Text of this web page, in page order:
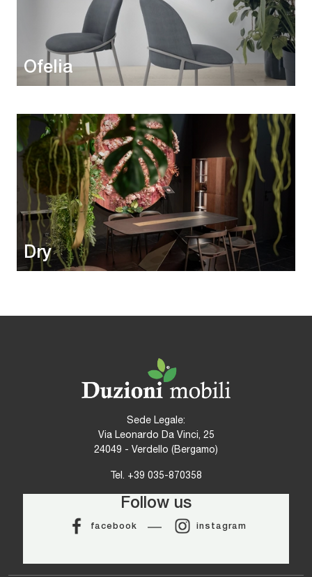
Ofelia
Dry
Sede Legale:
Via Leonardo Da Vinci, 25
24049 - Verdello (Bergamo)
Tel. +39 035-870358
Follow us
facebook instagram